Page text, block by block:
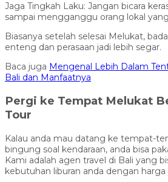
Jaga Tingkah Laku: Jangan bicara
sampai mengganggu orang lokal
Biasanya setelah selesai Melukat,
enteng dan perasaan jadi lebih segar.
Baca juga Mengenal Lebih Dalam
Bali dan Manfaatnya
Pergi ke Tempat Melukat
Tour
Kalau anda mau datang ke tempat-
bingung soal kendaraan, anda bisa
Kami adalah agen travel di Bali yang
kebutuhan liburan anda dengan